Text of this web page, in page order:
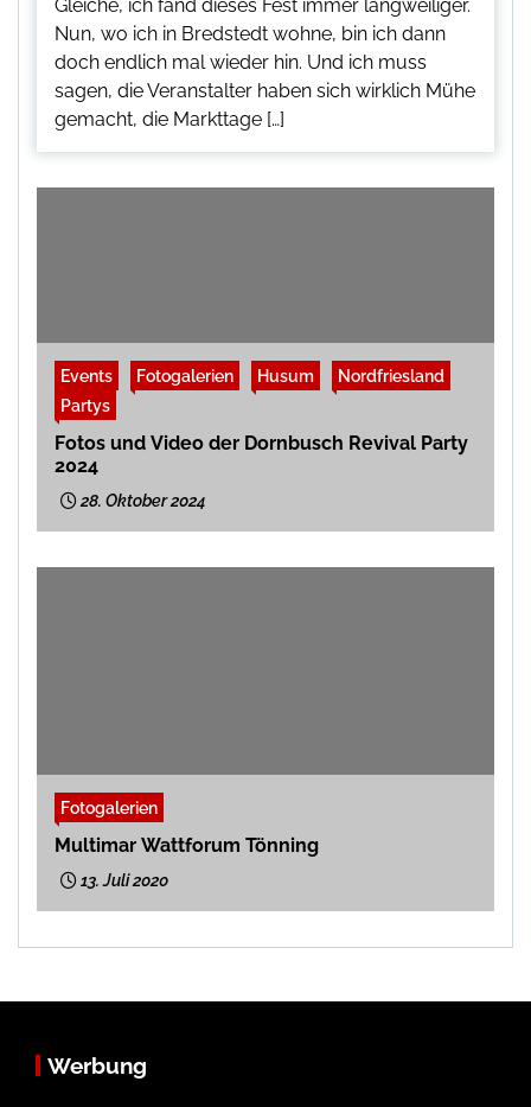
Gleiche, ich fand dieses Fest immer langweiliger.
Nun, wo ich in Bredstedt wohne, bin ich dann
doch endlich mal wieder hin. Und ich muss
sagen, die Veranstalter haben sich wirklich Mühe
gemacht, die Markttage […]
Events Fotogalerien Husum
Nordfriesland
Partys
Fotos und Video der Dornbusch Revival Party
2024
28. Oktober 2024
Fotogalerien
Multimar Wattforum Tönning
13. Juli 2020
Werbung